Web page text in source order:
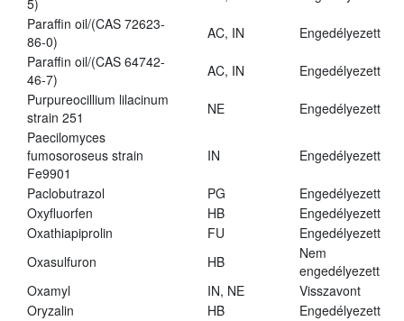
5)
Paraffin oil/(CAS 72623-
86-0)
AC, IN
Engedélyezett
Paraffin oil/(CAS 64742-
46-7)
AC, IN
Engedélyezett
Purpureocillium lilacinum
strain 251
NE
Engedélyezett
Paecilomyces
fumosoroseus strain
Fe9901
IN Engedélyezett
Paclobutrazol PG
Engedélyezett
Oxyfluorfen
HB
Engedélyezett
Oxathiapiprolin
FU
Engedélyezett
Oxasulfuron
HB
Nem
engedélyezett
Oxamyl
IN, NE
Visszavont
Oryzalin
HB
Engedélyezett